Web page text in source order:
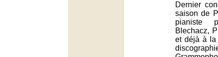
Dernier
saison de
pianiste
Blechacz,
et déjà à la